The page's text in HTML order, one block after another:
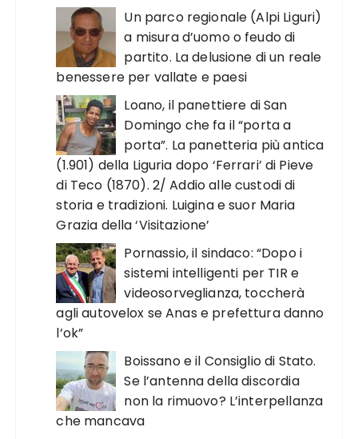
Un parco regionale (Alpi Liguri)
a misura d’uomo o feudo di
partito. La delusione di un reale
benessere per vallate e paesi
Loano, il panettiere di San
Domingo che fa il “porta a
porta”. La panetteria più antica
(1.901) della Liguria dopo ‘Ferrari’ di Pieve
di Teco (1870). 2/ Addio alle custodi di
storia e tradizioni. Luigina e suor Maria
Grazia della ‘Visitazione’
Pornassio, il sindaco: “Dopo i
sistemi intelligenti per TIR e
videosorveglianza, toccherà
agli autovelox se Anas e prefettura danno
l’ok”
Boissano e il Consiglio di Stato.
Se l’antenna della discordia
non la rimuovo? L’interpellanza
che mancava